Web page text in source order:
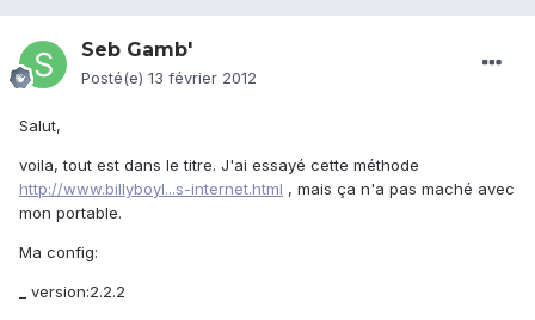
Seb Gamb'
Posté(e) 13 février 2012
Salut,
voila, tout est dans le titre. J'ai essayé cette méthode
http://www.billyboyl...s-internet.html , mais ça n'a pas maché avec
mon portable.
Ma config:
_ version:2.2.2